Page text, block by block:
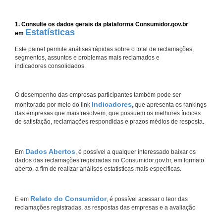
1. Consulte os dados gerais da plataforma Consumidor.gov.br
em Estatísticas
Este painel permite análises rápidas sobre o total de reclamações,
segmentos, assuntos e problemas mais reclamados e
indicadores consolidados.
O desempenho das empresas participantes também pode ser
monitorado por meio do link Indicadores, que apresenta os rankings
das empresas que mais resolvem, que possuem os melhores índices
de satisfação, reclamações respondidas e prazos médios de resposta.
Em Dados Abertos, é possível a qualquer interessado baixar os
dados das reclamações registradas no Consumidor.gov.br, em formato
aberto, a fim de realizar análises estatísticas mais específicas.
E em Relato do Consumidor, é possível acessar o teor das
reclamações registradas, as respostas das empresas e a avaliação